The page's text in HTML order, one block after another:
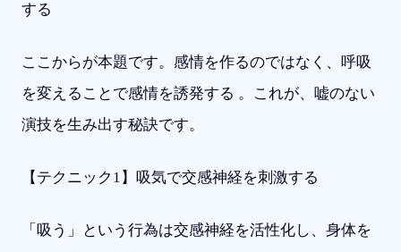
する
ここからが本題です。感情を作るのではなく、呼吸
を変えることで感情を誘発する 。これが、嘘のない
演技を生み出す秘訣です。
【テクニック1】吸気で交感神経を刺激する
「吸う」という行為は交感神経を活性化し、身体を